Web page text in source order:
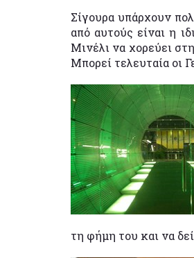
Σίγουρα υπάρχουν
από αυτούς είναι η
Μινέλι να χορεύει
Μπορεί τελευταία οι
τη φήμη του και να